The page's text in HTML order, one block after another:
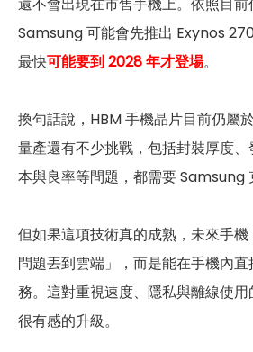
還不會出現在市售手機上。依照目
Samsung 可能會先推出 Exynos
最快可能要到 2028 年才登場。
換句話說，HBM 手機晶片目前仍屬
量產還有不少挑戰，包括封裝厚度
本與良率等問題，都需要 Samsung
但如果這項技術真的成熟，未來手
問題丟到雲端」，而是能在手機內
務。這對重視速度、隱私與離線使
很有感的升級。